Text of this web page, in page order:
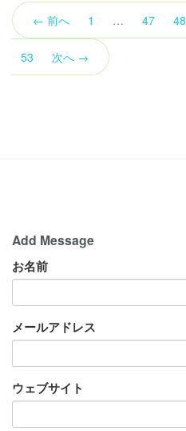
← 前へ 1 … 47 48
53 次へ →
Add Message
お名前
メールアドレス
ウェブサイト